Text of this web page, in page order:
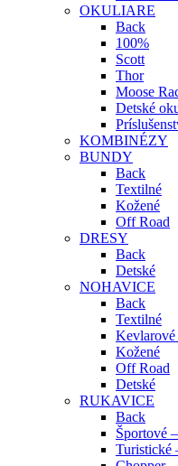
OKULIARE
Back
100%
Scott
Thor
Moose
Detské
KOMBINÉZY
BUNDY
Back
Textilné
Kožené
Off Road
DRESY
Back
Detské
NOHAVICE
Back
Textilné
Kožené
Off Road
Detské
RUKAVICE
Back
Športové
Turistické